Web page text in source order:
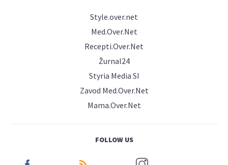
Style.over.net
Med.Over.Net
Recepti.Over.Net
Žurnal24
Styria Media SI
Zavod Med.Over.Net
Mama.Over.Net
FOLLOW US